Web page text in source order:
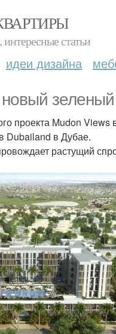
статьи
идеи дизайна
проекта Mudon Views
Dubailand в Дубае.
растущий